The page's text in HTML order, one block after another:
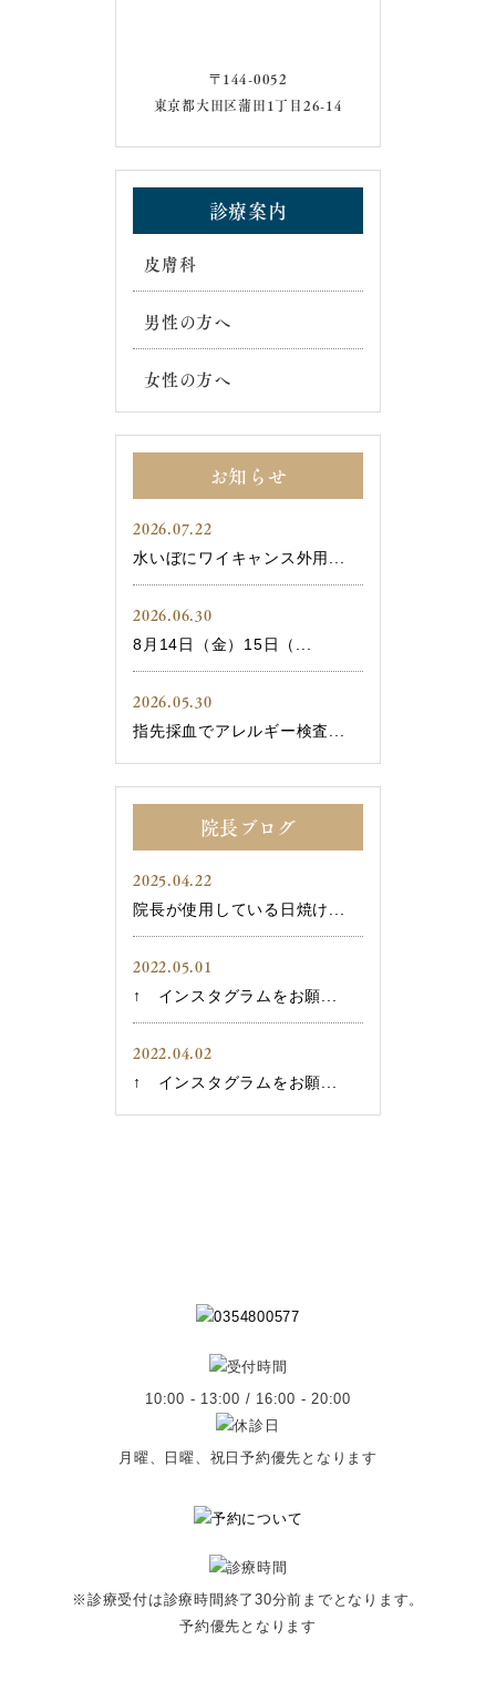
〒144-0052
東京都大田区蒲田1丁目26-14
診療案内
皮膚科
男性の方へ
女性の方へ
お知らせ
2026.07.22
水いぼにワイキャンス外用...
2026.06.30
8月14日（金）15日（...
2026.05.30
指先採血でアレルギー検査...
院長ブログ
2025.04.22
院長が使用している日焼け...
2022.05.01
↑ インスタグラムをお願...
2022.04.02
↑ インスタグラムをお願...
10:00 - 13:00 / 16:00 - 20:00
月曜、日曜、祝日予約優先となります
※診療受付は診療時間終了30分前までとなります。
予約優先となります